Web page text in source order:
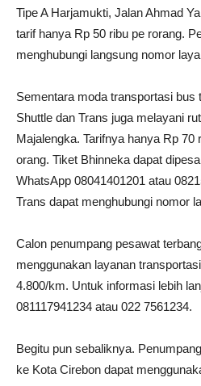
Tipe A Harjamukti, Jalan Ahmad
tarif hanya Rp 50 ribu pe rorang.
menghubungi langsung nomor
Sementara moda transportasi bus
Shuttle dan Trans juga melayani
Majalengka. Tarifnya hanya Rp 70
orang. Tiket Bhinneka dapat
WhatsApp 08041401201 atau
Trans dapat menghubungi nomor
Calon penumpang pesawat
menggunakan layanan
4.800/km. Untuk informasi lebih
081117941234 atau 022 7561234.
Begitu pun sebaliknya.
ke Kota Cirebon dapat